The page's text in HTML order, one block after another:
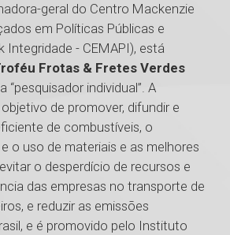
geral do Centro Mackenzie
em Políticas Públicas e
Integridade - CEMAPI), está
Frotas & Fretes Verdes
“pesquisador individual”. A
de promover, difundir e
de combustíveis, o
o uso de materiais e as melhores
o desperdício de recursos e
das empresas no transporte de
e reduzir as emissões
e é promovido pelo Instituto